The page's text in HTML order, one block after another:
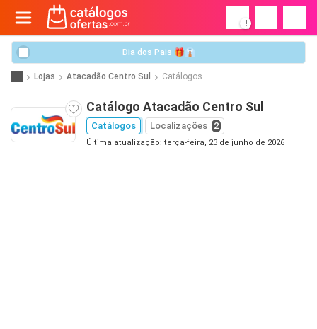
!
Dia dos Pais 🎁👔
Lojas Atacadão Centro Sul Catálogos
Catálogo Atacadão Centro Sul
Catálogos Localizações 2
Última atualização: terça-feira, 23 de junho de 2026